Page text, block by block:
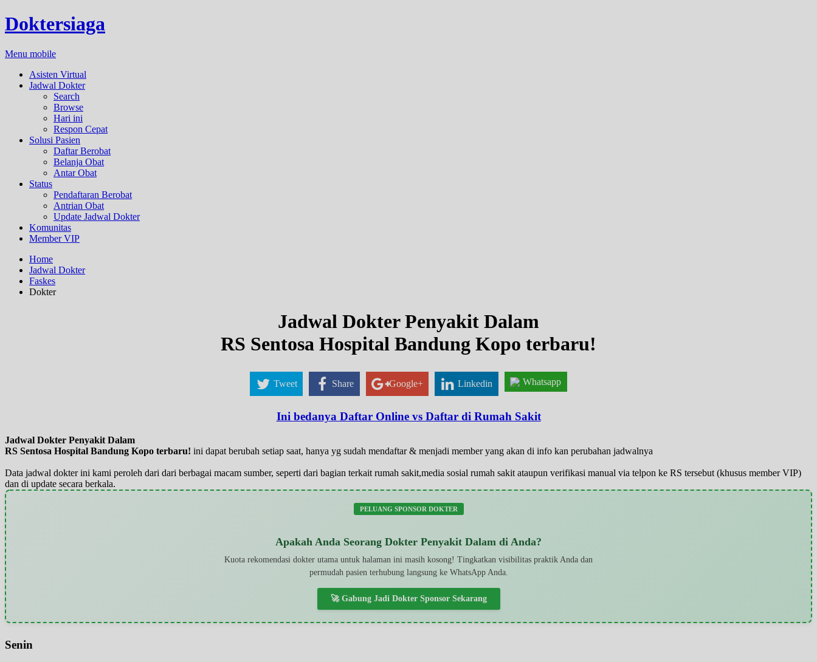
Doktersiaga
Menu mobile
Asisten Virtual
Jadwal Dokter
Search
Browse
Hari ini
Respon Cepat
Solusi Pasien
Daftar Berobat
Belanja Obat
Antar Obat
Status
Pendaftaran Berobat
Antrian Obat
Update Jadwal Dokter
Komunitas
Member VIP
Home
Jadwal Dokter
Faskes
Dokter
Jadwal Dokter Penyakit Dalam
RS Sentosa Hospital Bandung Kopo terbaru!
Tweet Share Google+ Linkedin Whatsapp
Ini bedanya Daftar Online vs Daftar di Rumah Sakit
Jadwal Dokter Penyakit Dalam
RS Sentosa Hospital Bandung Kopo terbaru! ini dapat berubah setiap saat, hanya yg sudah mendaftar & menjadi member yang akan di info kan perubahan jadwalnya
Data jadwal dokter ini kami peroleh dari dari berbagai macam sumber, seperti dari bagian terkait rumah sakit,media sosial rumah sakit ataupun verifikasi manual via telpon ke RS tersebut (khusus member VIP)
dan di update secara berkala.
PELUANG SPONSOR DOKTER
Apakah Anda Seorang Dokter Penyakit Dalam di Anda?
Kuota rekomendasi dokter utama untuk halaman ini masih kosong! Tingkatkan visibilitas praktik Anda dan
permudah pasien terhubung langsung ke WhatsApp Anda.
🚀 Gabung Jadi Dokter Sponsor Sekarang
Senin